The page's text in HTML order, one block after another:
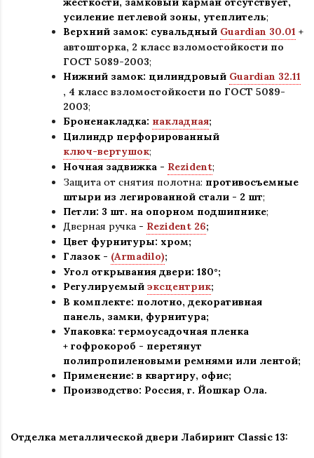
усиление петлевой зоны, утеплитель;
Верхний замок: сувальдный Guardian 30.01 +
автошторка, 2 класс взломостойкости по
ГОСТ 5089-2003;
Нижний замок: цилиндровый Guardian 32.11
, 4 класс взломостойкости по ГОСТ 5089-
2003;
Броненакладка: накладная;
Цилиндр перфорированный
ключ-вертушок;
Ночная задвижка - Rezident;
Защита от снятия полотна: противосъемные
штыри из легированной стали - 2 шт;
Петли: 3 шт. на опорном подшипнике;
Дверная ручка - Rezident 26;
Цвет фурнитуры: хром;
Глазок - (Armadilo);
Угол открывания двери: 180°;
Регулируемый эксцентрик;
В комплекте: полотно, декоративная
панель, замки, фурнитура;
Упаковка: термоусадочная пленка
+ гофрокороб - перетянут
полипропиленовыми ремнями или лентой;
Применение: в квартиру, офис;
Производство: Россия, г. Йошкар Ола.
Отделка металлической двери Лабиринт Classic 13: